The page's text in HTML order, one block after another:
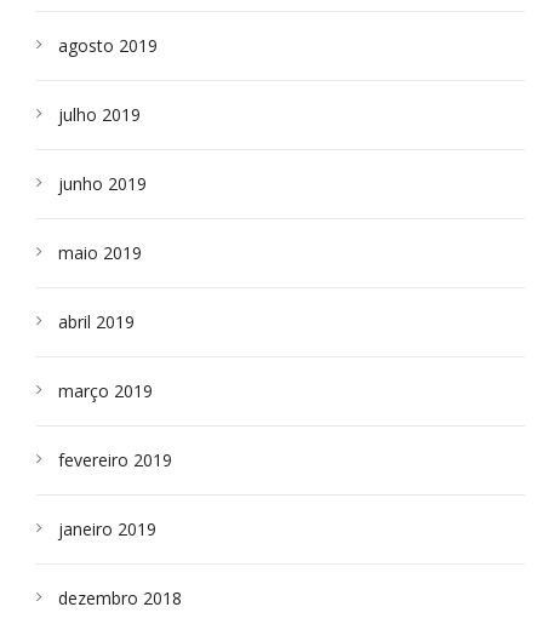
agosto 2019
julho 2019
junho 2019
maio 2019
abril 2019
março 2019
fevereiro 2019
janeiro 2019
dezembro 2018